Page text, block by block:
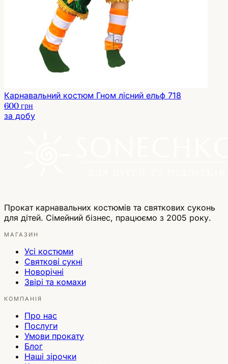
Карнавальний костюм Гном лісний ельф 718
600 грн
за добу
Прокат карнавальних костюмів та святкових суконь
для дітей. Сімейний бізнес, працюємо з 2005 року.
МАГАЗИН
Усі костюми
Святкові сукні
Новорічні
Звірі та комахи
КОМПАНІЯ
Про нас
Послуги
Умови прокату
Блог
Наші зірочки